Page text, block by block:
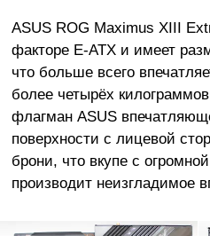
ASUS ROG Maximus XIII
факторе E-ATX и имеет
что больше всего
более четырёх
флагман ASUS
поверхности с лицевой
брони, что вкупе с
производит неизгладимое